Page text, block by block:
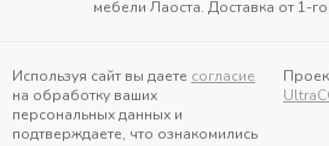
мебели Лаоста. Доставка от 1-
Используя сайт вы даете согласие
на обработку ваших
персональных данных и
подтверждаете, что ознакомились